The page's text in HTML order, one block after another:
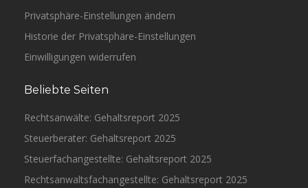
Privatsphäre-Einstellungen ändern
Historie der Privatsphäre-Einstellungen
Einwilligungen widerrufen
Beliebte Seiten
Rechtsanwälte: Gehaltsreport 2025
Steuerberater: Gehaltsreport 2025
Steuerfachangestellte: Gehaltsreport 2025
Rechtsanwaltsfachangestellte: Gehaltsreport 2025